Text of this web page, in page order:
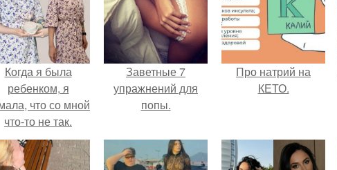
Когда я была
ребенком, я
что со мной
что-то не так.
Заветные 7
упражнений для
попы.
Про натрий на
КЕТО.